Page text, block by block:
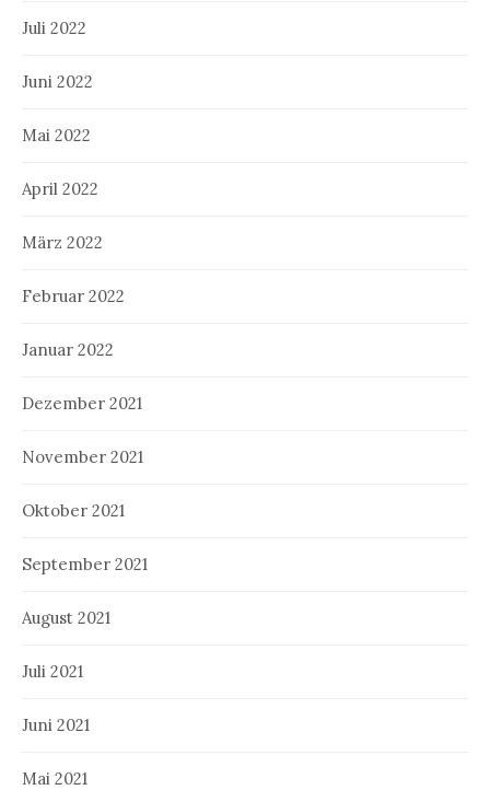
Juli 2022
Juni 2022
Mai 2022
April 2022
März 2022
Februar 2022
Januar 2022
Dezember 2021
November 2021
Oktober 2021
September 2021
August 2021
Juli 2021
Juni 2021
Mai 2021